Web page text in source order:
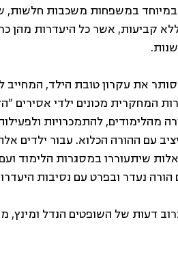
במשפחות משכבות חלשות,
קביעות, אשר כל היעדרות מהן
את עקרון טובת הילד,
המחקרית מכונים ילדי אסירים
מהלימודים, להתמכרויות
עם ההורה הכלוא. עבור ילדים
שיתעוררו במסגרות הלימוד
נעדר ובפרט עם נסיבות
ברוב דעות של השופטים הנדל